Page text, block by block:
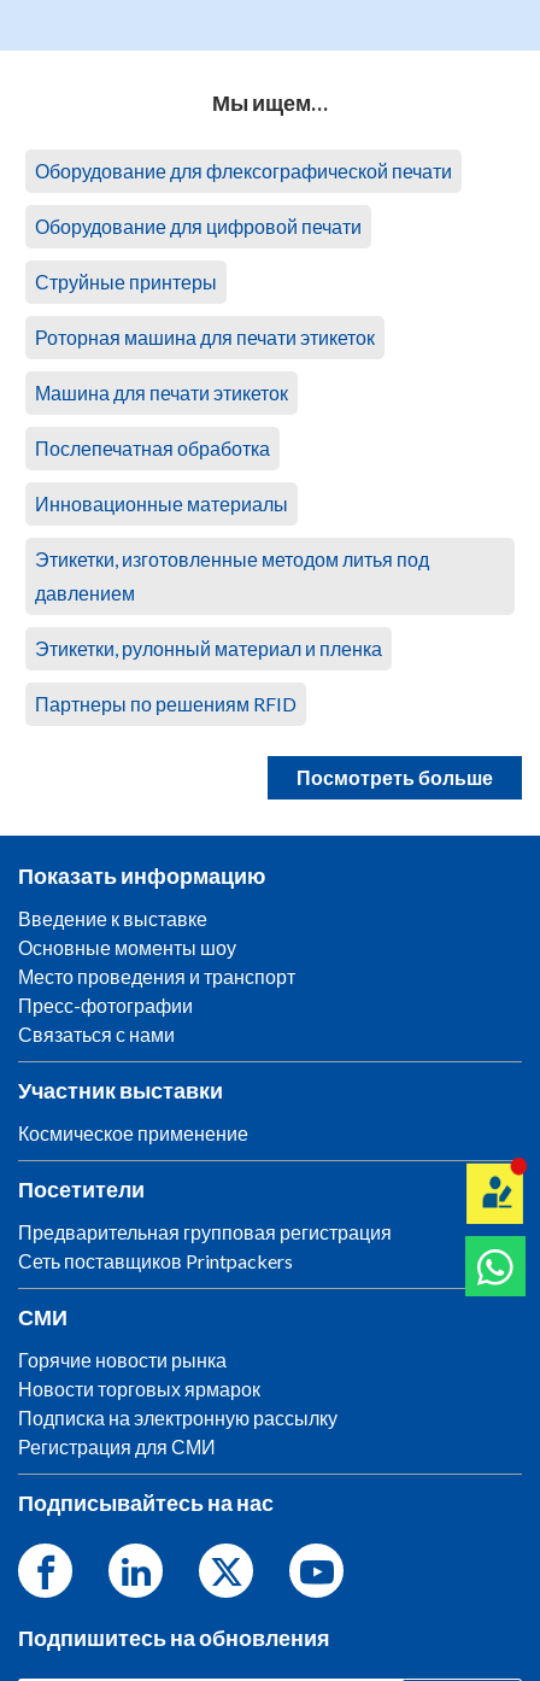
Мы ищем…
Оборудование для флексографической печати
Оборудование для цифровой печати
Струйные принтеры
Роторная машина для печати этикеток
Машина для печати этикеток
Послепечатная обработка
Инновационные материалы
Этикетки, изготовленные методом литья под
давлением
Этикетки, рулонный материал и пленка
Партнеры по решениям RFID
Посмотреть больше
Показать информацию
Введение к выставке
Основные моменты шоу
Место проведения и транспорт
Пресс-фотографии
Связаться с нами
Участник выставки
Космическое применение
Посетители
Предварительная групповая регистрация
Сеть поставщиков Printpackers
СМИ
Горячие новости рынка
Новости торговых ярмарок
Подписка на электронную рассылку
Регистрация для СМИ
Подписывайтесь на нас
Подпишитесь на обновления